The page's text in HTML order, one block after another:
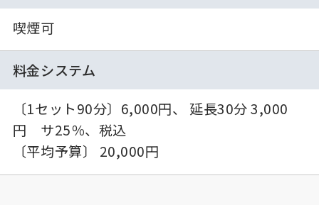
喫煙可
料金システム
〔1セット90分〕6,000円、 延長30分 3,000
円 サ25％、税込
〔平均予算〕 20,000円